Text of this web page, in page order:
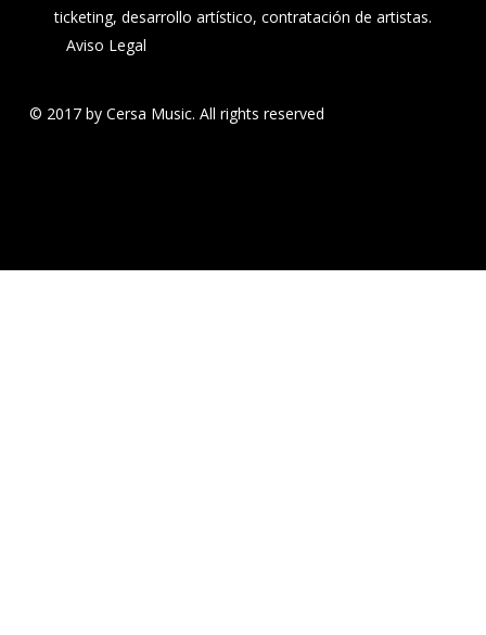
ticketing, desarrollo artístico, contratación de artistas.
Aviso Legal
© 2017 by Cersa Music. All rights reserved